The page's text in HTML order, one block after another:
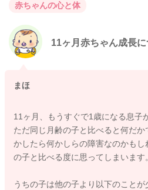
赤ちゃんの心と体
11ヶ月赤ちゃん成長に
まほ
11ヶ月、もうすぐで1歳になる息子
ただ同じ月齢の子と比べると何だ
かしたら何かしらの障害なのかも
の子と比べる度に思ってしまいます。
うちの子は他の子より以下のこと